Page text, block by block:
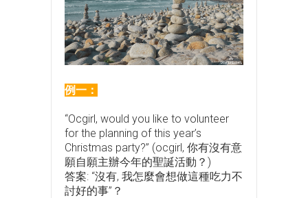
例一：
“Ocgirl, would you like to volunteer
for the planning of this year’s
Christmas party?” (ocgirl, 你有沒有意
願自願主辦今年的聖誕活動？)
答案: “沒有, 我怎麼會想做這種吃力不
討好的事”？